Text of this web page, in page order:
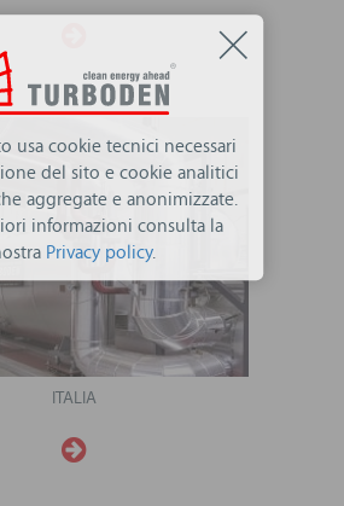
ITALIA
usa cookie tecnici necessari
del sito e cookie analitici
aggregate e anonimizzate.
informazioni consulta la
Privacy policy.